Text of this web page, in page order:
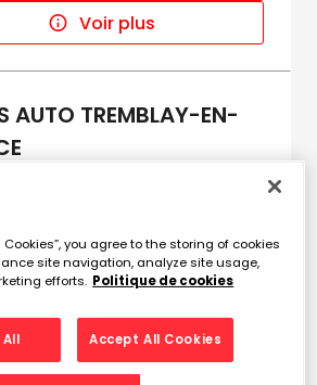
Voir plus
AUTO TREMBLAY-EN-
EN-FRANCE
actuellement
Téléphone
Voir plus
Cookies”, you agree to the storing of cookies
site navigation, analyze site usage,
efforts. Politique de cookies
Accept All Cookies